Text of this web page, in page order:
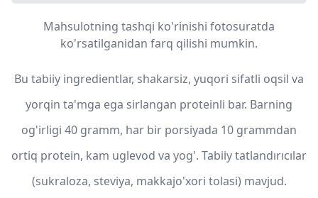
Mahsulotning tashqi ko'rinishi fotosuratda
ko'rsatilganidan farq qilishi mumkin.
Bu tabiiy ingredientlar, shakarsiz, yuqori sifatli oqsil va
yorqin ta'mga ega sirlangan proteinli bar. Barning
og'irligi 40 gramm, har bir porsiyada 10 grammdan
ortiq protein, kam uglevod va yog'. Tabiiy tatlandırıcılar
(sukraloza, steviya, makkajo'xori tolasi) mavjud.